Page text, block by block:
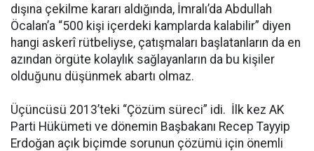
dışına çekilme kararı aldığında, İmralı’da Abdullah
Öcalan’a “500 kişi içerdeki kamplarda kalabilir” diyen
hangi askerî rütbeliyse, çatışmaları başlatanların da en
azından örgüte kolaylık sağlayanların da bu kişiler
olduğunu düşünmek abartı olmaz.
Üçüncüsü 2013’teki “Çözüm süreci” idi. İlk kez AK
Parti Hükümeti ve dönemin Başbakanı Recep Tayyip
Erdoğan açık biçimde sorunun çözümü için önemli